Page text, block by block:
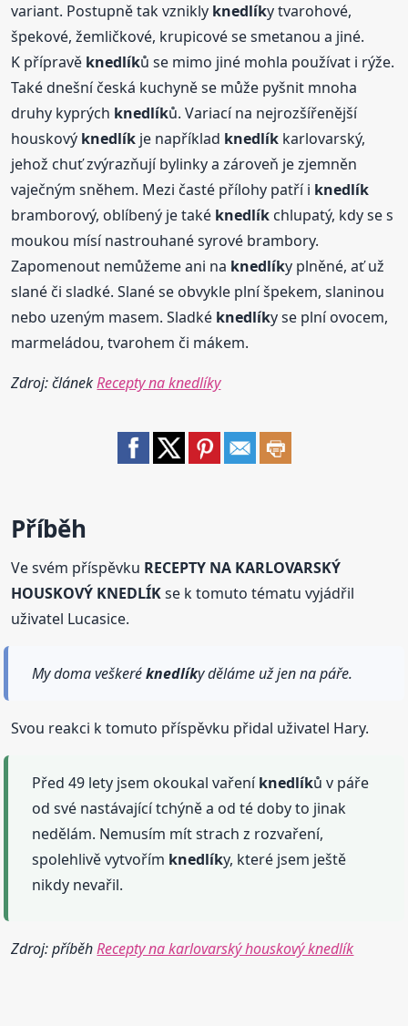
variant. Postupně tak vznikly knedlíky tvarohové,
špekové, žemličkové, krupicové se smetanou a jiné.
K přípravě knedlíků se mimo jiné mohla používat i rýže.
Také dnešní česká kuchyně se může pyšnit mnoha
druhy kyprých knedlíků. Variací na nejrozšířenější
houskový knedlík je například knedlík karlovarský,
jehož chuť zvýrazňují bylinky a zároveň je zjemněn
vaječným sněhem. Mezi časté přílohy patří i knedlík
bramborový, oblíbený je také knedlík chlupatý, kdy se s
moukou mísí nastrouhané syrové brambory.
Zapomenout nemůžeme ani na knedlíky plněné, ať už
slané či sladké. Slané se obvykle plní špekem, slaninou
nebo uzeným masem. Sladké knedlíky se plní ovocem,
marmeládou, tvarohem či mákem.
Zdroj: článekRecepty na knedlíky
Příběh
Ve svém příspěvku RECEPTY NA KARLOVARSKÝ
HOUSKOVÝ KNEDLÍKse k tomuto tématu vyjádřil
uživatel Lucasice.
My doma veškeréknedlíky děláme už jen na páře.
Svou reakci k tomuto příspěvku přidal uživatel Hary.
Před 49 lety jsem okoukal vařeníknedlíků v páře
od své nastávající tchýně a od té doby to jinak
nedělám. Nemusím mít strach z rozvaření,
spolehlivě vytvořím knedlíky, které jsem ještě
nikdy nevařil.
Zdroj: příběhRecepty na karlovarský houskový knedlík